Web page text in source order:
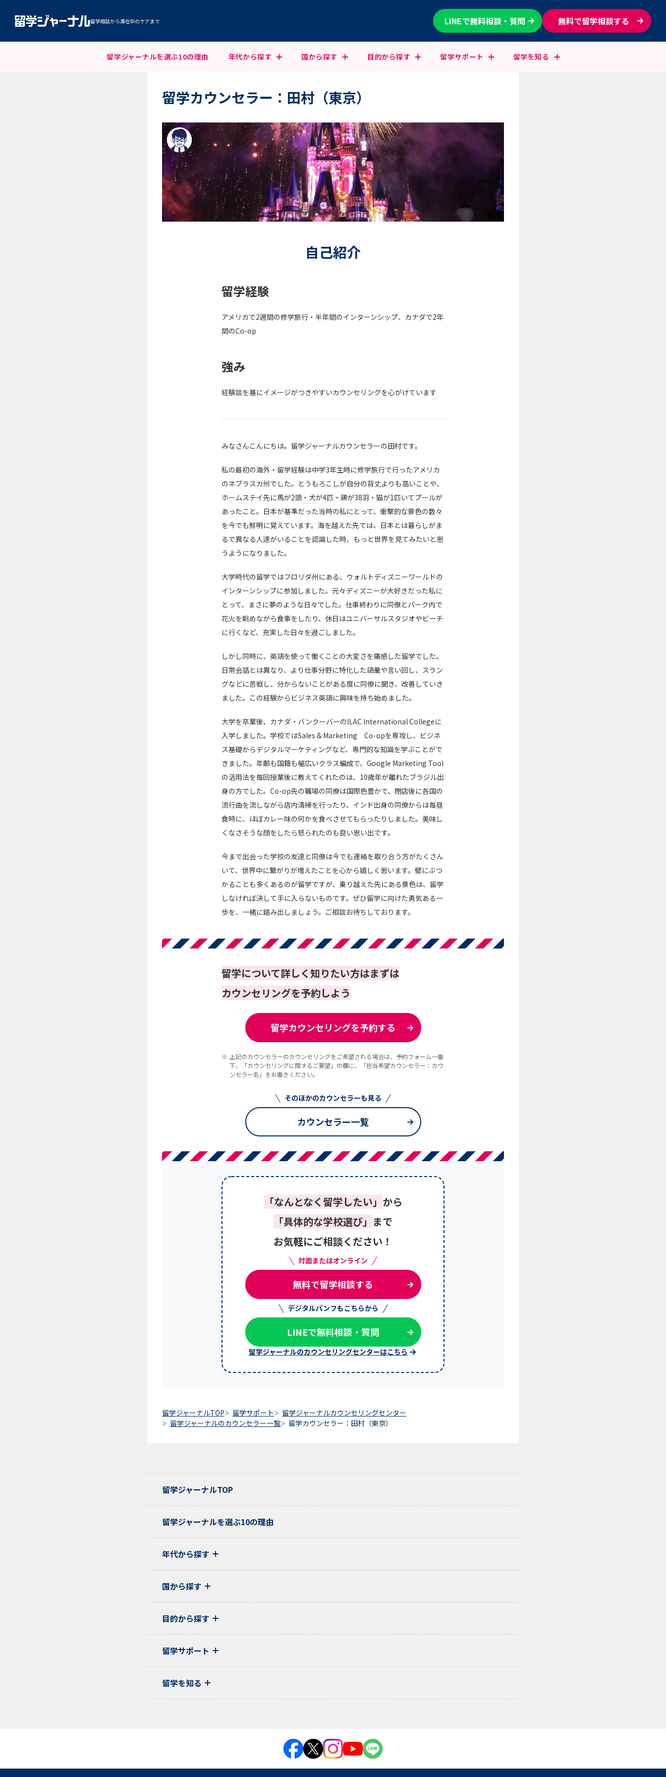
留学相談から滞在中のケアまで LINEで無料相談・質問 無料で留学相談する
留学ジャーナルを選ぶ10の理由 年代から探す 国から探す 目的から探す 留学サポート 留学を知る
留学カウンセラー：田村（東京）
自己紹介
留学経験
アメリカで2週間の修学旅行・半年間のインターンシップ、カナダで2年
間のCo-op
強み
経験談を基にイメージがつきやすいカウンセリングを心がけています
みなさんこんにちは。留学ジャーナルカウンセラーの田村です。
私の最初の海外・留学経験は中学3年生時に修学旅行で行ったアメリカ
のネブラスカ州でした。とうもろこしが自分の背丈よりも高いことや、
ホームステイ先に馬が2頭・犬が4匹・鶏が38羽・猫が1匹いてプールが
あったこと。日本が基準だった当時の私にとって、衝撃的な景色の数々
を今でも鮮明に覚えています。海を越えた先では、日本とは暮らしがま
るで異なる人達がいることを認識した時、もっと世界を見てみたいと思
うようになりました。
大学時代の留学ではフロリダ州にある、ウォルトディズニーワールドの
インターンシップに参加しました。元々ディズニーが大好きだった私に
とって、まさに夢のような日々でした。仕事終わりに同僚とパーク内で
花火を眺めながら食事をしたり、休日はユニバーサルスタジオやビーチ
に行くなど、充実した日々を過ごしました。
しかし同時に、英語を使って働くことの大変さを痛感した留学でした。
日常会話とは異なり、より仕事分野に特化した語彙や言い回し、スラン
グなどに苦戦し、分からないことがある度に同僚に聞き、改善していき
ました。この経験からビジネス英語に興味を持ち始めました。
大学を卒業後、カナダ・バンクーバーのILAC International Collegeに
入学しました。学校ではSales & Marketing Co-opを専攻し、ビジネ
ス基礎からデジタルマーケティングなど、専門的な知識を学ぶことがで
きました。年齢も国籍も幅広いクラス編成で、Google Marketing Tool
の活用法を毎回授業後に教えてくれたのは、10歳年が離れたブラジル出
身の方でした。Co-op先の職場の同僚は国際色豊かで、閉店後に各国の
流行曲を流しながら店内清掃を行ったり、インド出身の同僚からは毎昼
食時に、ほぼカレー味の何かを食べさせてもらったりしました。美味し
くなさそうな顔をしたら怒られたのも良い思い出です。
今まで出会った学校の友達と同僚は今でも連絡を取り合う方がたくさん
いて、世界中に繋がりが増えたことを心から嬉しく思います。壁にぶつ
かることも多くあるのが留学ですが、乗り越えた先にある景色は、留学
しなければ決して手に入らないものです。ぜひ留学に向けた勇気ある一
歩を、一緒に踏み出しましょう。ご相談お待ちしております。
留学について詳しく知りたい方はまずは
カウンセリングを予約しよう
留学カウンセリングを予約する
上記のカウンセラーのカウンセリングをご希望される場合は、予約フォーム一番
下、「カウンセリングに関するご要望」の欄に、「担当希望カウンセラー：カウ
ンセラー名」をお書きください。
そのほかのカウンセラーも見る
カウンセラー一覧
「なんとなく留学したい」 から
「具体的な学校選び」 まで
お気軽にご相談ください！
対面またはオンライン
無料で留学相談する
デジタルパンフもこちらから
LINEで無料相談・質問
留学ジャーナルのカウンセリングセンターはこちら
留学ジャーナルTOP 留学サポート
留学ジャーナルカウンセリングセンター
留学ジャーナルのカウンセラー一覧
留学カウンセラー：田村（東京）
留学ジャーナルTOP
留学ジャーナルを選ぶ10の理由
年代から探す
国から探す
目的から探す
留学サポート
留学を知る